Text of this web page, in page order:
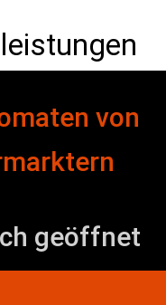
von
geöffnet